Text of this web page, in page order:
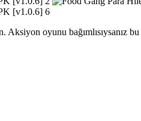
oyunu bağımlısıysanız bu